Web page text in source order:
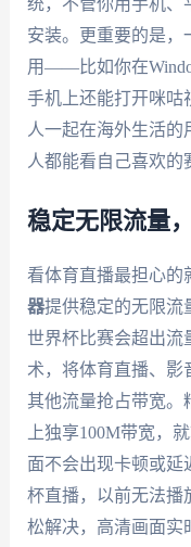
统，不管你用手机、
安装。更重要的是，
用——比如你在
手机上还能打开咪咕
人一起在海外生活
人都能看自己喜欢的
稳定无限流量
看体育直播最担心的
器提供稳定的无限流
世界杯比赛会超出流
术，将体育直播、影
其他流量抢占带宽。
上独享100M带宽，
面不会出现卡顿或延
杯直播，以前无法播
松解决，高清画面实